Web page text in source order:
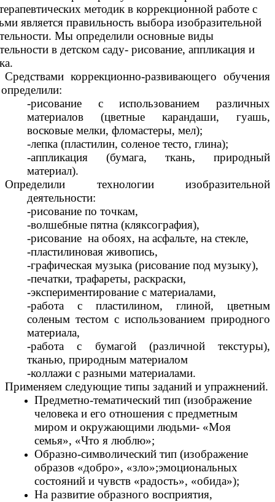
методик в коррекционной работе с
является правильность выбора изобразительной
Мы определили основные виды
в детском саду- рисование, аппликация и
Средствами коррекционно-развивающего обучения
-рисование с использованием различных
материалов (цветные карандаши, гуашь,
восковые мелки, фломастеры, мел);
-лепка (пластилин, соленое тесто, глина);
-аппликация (бумага, ткань, природный
материал).
Определили технологии изобразительной
деятельности:
-рисование по точкам,
-волшебные пятна (кляксография),
-рисование на обоях, на асфальте, на стекле,
-пластилиновая живопись,
-графическая музыка (рисование под музыку),
-печатки, трафареты, раскраски,
-экспериментирование с материалами,
-работа с пластилином, глиной, цветным
соленым тестом с использованием природного
материала,
-работа с бумагой (различной текстуры),
тканью, природным материалом
-коллажи с разными материалами.
Применяем следующие типы заданий и упражнений.
Предметно-тематический тип (изображение
человека и его отношения с предметным
миром и окружающими людьми- «Моя
семья», «Что я люблю»;
Образно-символический тип (изображение
образов «добро», «зло»;эмоциональных
состояний и чувств «радость», «обида»);
На развитие образного восприятия,